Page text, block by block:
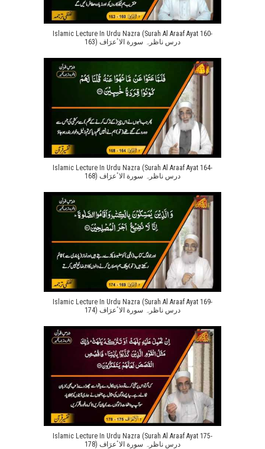
Islamic Lecture In Urdu Nazra (Surah Al Araaf Ayat 160-
163) درس ناظرہ سورة الاٴعرَاف
Islamic Lecture In Urdu Nazra (Surah Al Araaf Ayat 164-
168) درس ناظرہ سورة الاٴعرَاف
Islamic Lecture In Urdu Nazra (Surah Al Araaf Ayat 169-
174) درس ناظرہ سورة الاٴعرَاف
Islamic Lecture In Urdu Nazra (Surah Al Araaf Ayat 175-
178) درس ناظرہ سورة الاٴعرَاف